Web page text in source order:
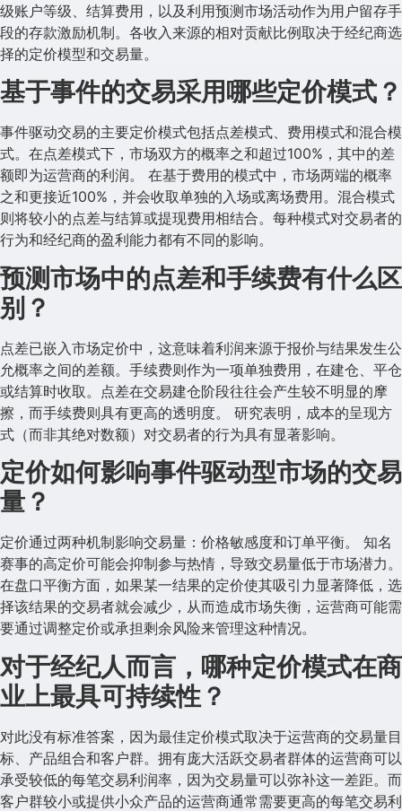
级账户等级、结算费用，以及利用预测市场活动作为用户留存手
段的存款激励机制。各收入来源的相对贡献比例取决于经纪商选
择的定价模型和交易量。
基于事件的交易采用哪些定价模式？
事件驱动交易的主要定价模式包括点差模式、费用模式和混合模
式。在点差模式下，市场双方的概率之和超过100%，其中的差
额即为运营商的利润。 在基于费用的模式中，市场两端的概率
之和更接近100%，并会收取单独的入场或离场费用。混合模式
则将较小的点差与结算或提现费用相结合。每种模式对交易者的
行为和经纪商的盈利能力都有不同的影响。
预测市场中的点差和手续费有什么区
别？
点差已嵌入市场定价中，这意味着利润来源于报价与结果发生公
允概率之间的差额。手续费则作为一项单独费用，在建仓、平仓
或结算时收取。点差在交易建仓阶段往往会产生较不明显的摩
擦，而手续费则具有更高的透明度。 研究表明，成本的呈现方
式（而非其绝对数额）对交易者的行为具有显著影响。
定价如何影响事件驱动型市场的交易
量？
定价通过两种机制影响交易量：价格敏感度和订单平衡。 知名
赛事的高定价可能会抑制参与热情，导致交易量低于市场潜力。
在盘口平衡方面，如果某一结果的定价使其吸引力显著降低，选
择该结果的交易者就会减少，从而造成市场失衡，运营商可能需
要通过调整定价或承担剩余风险来管理这种情况。
对于经纪人而言，哪种定价模式在商
业上最具可持续性？
对此没有标准答案，因为最佳定价模式取决于运营商的交易量目
标、产品组合和客户群。拥有庞大活跃交易者群体的运营商可以
承受较低的每笔交易利润率，因为交易量可以弥补这一差距。而
客户群较小或提供小众产品的运营商通常需要更高的每笔交易利